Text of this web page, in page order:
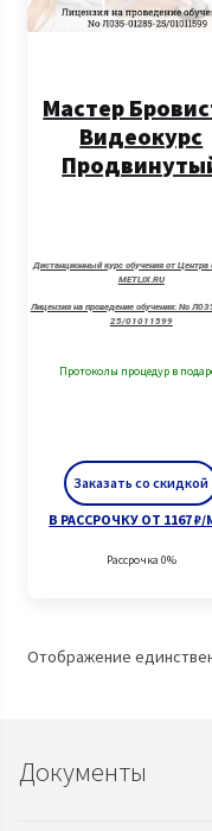
Заказать со скидкой
Мастер
Видеокурс
Дистанционный курс обучения от Центра
METLIX.RU
Лицензия на проведение обучения: No
25/01011599
Протоколы процедур в
В РАССРОЧКУ ОТ 1167 ₽/
Рассрочка 0%
Отображение
Документы